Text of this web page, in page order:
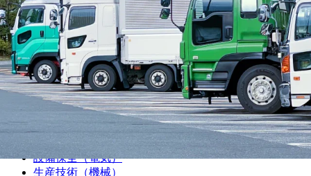
機械加工（樹脂）
機械加工（溶接）
機械加工（その他）
組み立て・製造オペレーター
プラントオペレーター
食品・飲料・医薬品製造オペレーター
サービスエンジニア・フィールドエンジニア
シーケンス制御（PLC・シーケンス・ラダー）
品質管理・品質保証
設備保全（機械）
設備保全（電気）
生産技術（機械）